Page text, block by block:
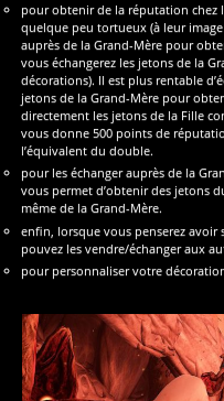
pour obtenir de la réputation
quelque peu tortueux (à leur
auprès de la Grand-Mère pour
vous échangerez les jetons de la
décorations). Il est plus rentable
jetons de la Grand-Mère pour
directement les jetons de la Fille
vous donne 500 points de
l’équivalent du double.
pour les échanger auprès de la
vous permet d’obtenir des jetons
même de la Grand-Mère.
enfin, lorsque vous penserez
pouvez les vendre/échanger aux
pour personnaliser votre